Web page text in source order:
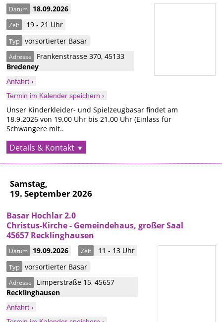
Datum 18.09.2026
Zeit 19 - 21 Uhr
Typ vorsortierter Basar
Adresse Frankenstrasse 370,45133
Bredeney
Anfahrt ›
Termin im Kalender speichern ›
Unser Kinderkleider- und Spielzeugbasar findet am
18.9.2026 von 19.00 Uhr bis 21.00 Uhr (Einlass für
Schwangere mit..
Details & Kontakt
Samstag,
19. September 2026
Basar Hochlar 2.0
Christus-Kirche - Gemeindehaus, großer Saal
45657 Recklinghausen
Datum 19.09.2026 Zeit 11 - 13 Uhr
Typ vorsortierter Basar
Adresse Limperstraße 15,45657
Recklinghausen
Anfahrt ›